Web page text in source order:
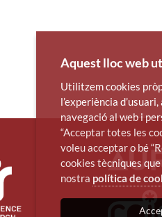
Aquest lloc web
Utilitzem cookies
l’experiència
navegació al web i
“Acceptar totes les
voleu acceptar o bé
cookies tècniques
nostra política de